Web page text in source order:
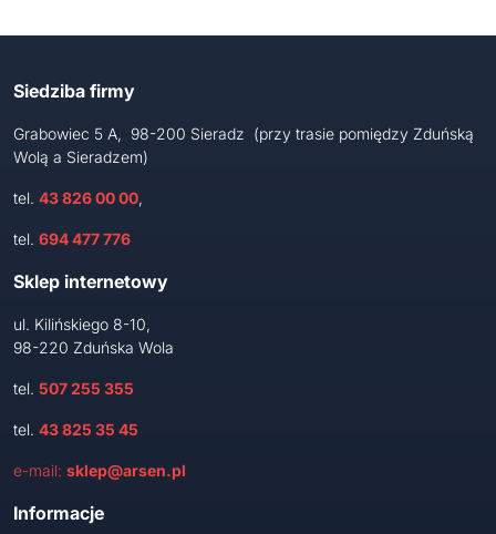
Siedziba firmy
Grabowiec 5 A, 98-200 Sieradz (przy trasie pomiędzy Zduńską
Wolą a Sieradzem)
tel. 43 826 00 00,
tel. 694 477 776
Sklep internetowy
ul. Kilińskiego 8-10,
98-220 Zduńska Wola
tel. 507 255 355
tel. 43 825 35 45
e-mail: sklep@arsen.pl
Informacje